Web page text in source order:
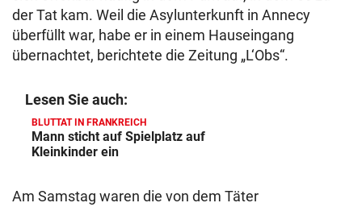
der Tat kam. Weil die Asylunterkunft in Annecy
überfüllt war, habe er in einem Hauseingang
übernachtet, berichtete die Zeitung „L‘Obs“.
Lesen Sie auch:
BLUTTAT IN FRANKREICH
Mann sticht auf Spielplatz auf
Kleinkinder ein
Am Samstag waren die von dem Täter